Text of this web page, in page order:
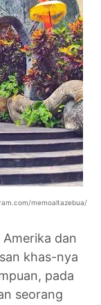
memoaltazebua/
dan
khas-nya
pada
seorang